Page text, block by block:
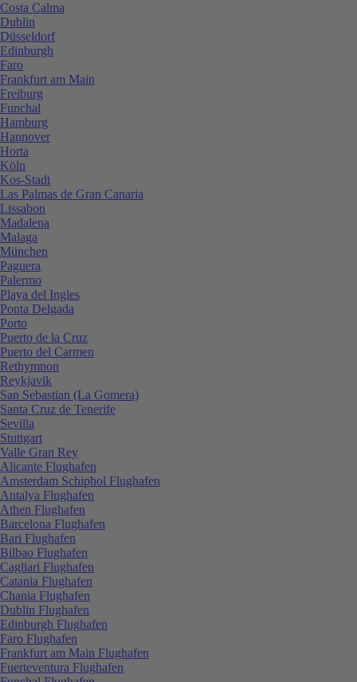
Costa Calma
Dublin
Düsseldorf
Edinburgh
Faro
Frankfurt am Main
Freiburg
Funchal
Hamburg
Hannover
Horta
Köln
Kos-Stadt
Las Palmas de Gran Canaria
Lissabon
Madalena
Malaga
München
Paguera
Palermo
Playa del Ingles
Ponta Delgada
Porto
Puerto de la Cruz
Puerto del Carmen
Rethymnon
Reykjavik
San Sebastian (La Gomera)
Santa Cruz de Tenerife
Sevilla
Stuttgart
Valle Gran Rey
Alicante Flughafen
Amsterdam Schiphol Flughafen
Antalya Flughafen
Athen Flughafen
Barcelona Flughafen
Bari Flughafen
Bilbao Flughafen
Cagliari Flughafen
Catania Flughafen
Chania Flughafen
Dublin Flughafen
Edinburgh Flughafen
Faro Flughafen
Frankfurt am Main Flughafen
Fuerteventura Flughafen